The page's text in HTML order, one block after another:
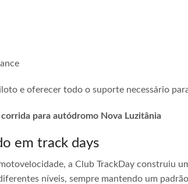
e oferecer todo o suporte necessário
para autódromo Nova Luzitânia
em track days
a Club TrackDay construiu
níveis, sempre mantendo um